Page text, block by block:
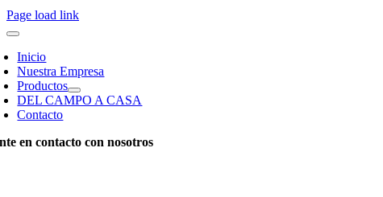
Page load link
Inicio
Nuestra Empresa
Productos
DEL CAMPO A CASA
Contacto
en contacto con nosotros